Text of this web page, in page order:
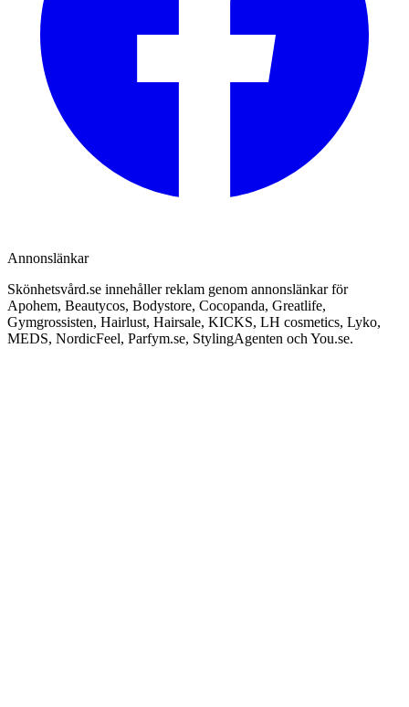
Annonslänkar
Skönhetsvård.se innehåller reklam genom annonslänkar för
Apohem, Beautycos, Bodystore, Cocopanda, Greatlife,
Gymgrossisten, Hairlust, Hairsale, KICKS, LH cosmetics, Lyko,
MEDS, NordicFeel, Parfym.se, StylingAgenten och You.se.